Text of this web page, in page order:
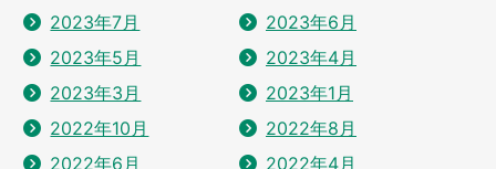
2023年7月
2023年6月
2023年5月
2023年4月
2023年3月
2023年1月
2022年10月
2022年8月
2022年6月
2022年4月